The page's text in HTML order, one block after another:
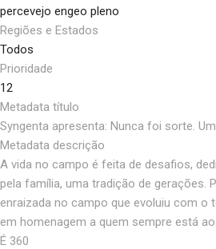
percevejo engeo pleno
Regiões e Estados
Todos
Prioridade
12
Metadata título
Syngenta apresenta: Nunca foi sorte.
Metadata descrição
A vida no campo é feita de desafios,
pela família, uma tradição de gerações.
enraizada no campo que evoluiu com o
em homenagem a quem sempre está
É 360